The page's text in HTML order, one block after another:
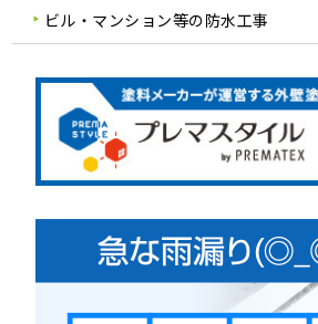
ビル・マンション等の防水工事